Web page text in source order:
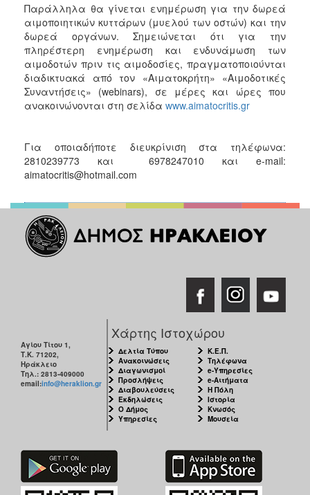
Παράλληλα θα γίνεται ενημέρωση για την δωρεά
αιμοποιητικών κυττάρων (μυελού των οστών) και την
δωρεά οργάνων. Σημειώνεται ότι για την
πληρέστερη ενημέρωση και ενδυνάμωση των
αιμοδοτών πριν τις αιμοδοσίες, πραγματοποιούνται
διαδικτυακά από τον «Αιματοκρήτη» «Αιμοδοτικές
Συναντήσεις» (webinars), σε μέρες και ώρες που
ανακοινώνονται στη σελίδα www.aimatocritis.gr
Για οποιαδήποτε διευκρίνιση στα τηλέφωνα:
2810239773 και 6978247010 και e-mail:
aimatocritis@hotmail.com
Αγίου Τίτου 1,
Τ.Κ. 71202,
Ηράκλειο
Τηλ.: 2813-409000
email:info@heraklion.gr
Χάρτης Ιστοχώρου
Δελτία Τύπου
Ανακοινώσεις
Διαγωνισμοί
Προσλήψεις
Διαβουλεύσεις
Εκδηλώσεις
Ο Δήμος
Υπηρεσίες
Κ.Ε.Π.
Τηλέφωνα
e-Υπηρεσίες
e-Αιτήματα
Η Πόλη
Ιστορία
Κνωσός
Μουσεία